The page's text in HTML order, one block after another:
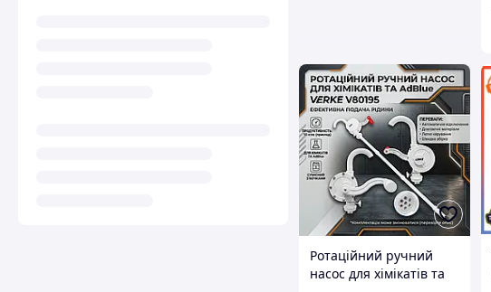
Ротаційний ручний
насос для хімікатів та